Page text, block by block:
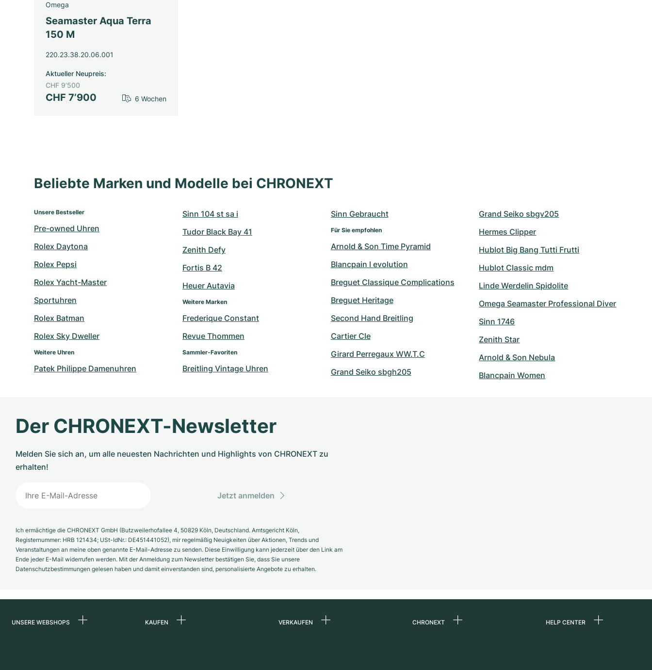
Omega
Seamaster Aqua Terra
150 M
220.23.38.20.06.001
CHF 7’900
Aktueller Neupreis:
CHF 9’500
6 Wochen
Beliebte Marken und Modelle bei CHRONEXT
Unsere Bestseller
Pre-owned Uhren
Rolex Daytona
Rolex Pepsi
Rolex Yacht-Master
Sportuhren
Rolex Batman
Rolex Sky Dweller
Weitere Uhren
Patek Philippe Damenuhren
Sinn 104 st sa i
Tudor Black Bay 41
Zenith Defy
Fortis B 42
Heuer Autavia
Weitere Marken
Frederique Constant
Revue Thommen
Sammler-Favoriten
Breitling Vintage Uhren
Sinn Gebraucht
Für Sie empfohlen
Arnold & Son Time Pyramid
Blancpain l evolution
Breguet Classique Complications
Breguet Heritage
Second Hand Breitling
Cartier Cle
Girard Perregaux WW.T.C
Grand Seiko sbgh205
Grand Seiko sbgv205
Hermes Clipper
Hublot Big Bang Tutti Frutti
Hublot Classic mdm
Linde Werdelin Spidolite
Omega Seamaster Professional Diver
Sinn 1746
Zenith Star
Arnold & Son Nebula
Blancpain Women
Der CHRONEXT-Newsletter
Melden Sie sich an, um alle neuesten Nachrichten und Highlights von CHRONEXT zu
erhalten!
Jetzt anmelden
Ich ermächtige die CHRONEXT GmbH (Butzweilerhofallee 4, 50829 Köln, Deutschland. Amtsgericht Köln,
Registernummer: HRB 121434; USt-IdNr.: DE451441052), mir regelmäßig Neuigkeiten über Aktionen, Trends und
Veranstaltungen an meine oben genannte E-Mail-Adresse zu senden. Diese Einwilligung kann jederzeit über den Link am
Ende jeder E-Mail widerrufen werden. Mit der Anmeldung zum Newsletter bestätigen Sie, dass Sie unsere
Datenschutzbestimmungen gelesen haben und damit einverstanden sind, personalisierte Angebote zu erhalten.
UNSERE WEBSHOPS KAUFEN VERKAUFEN CHRONEXT HELP CENTER